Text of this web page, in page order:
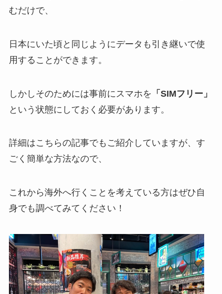
むだけで、
日本にいた頃と同じようにデータも引き継いで使
用することができます。
しかしそのためには事前にスマホを 「SIMフリー」
という状態にしておく必要があります。
詳細はこちらの記事でもご紹介していますが、す
ごく簡単な方法なので、
これから海外へ行くことを考えている方はぜひ自
身でも調べてみてください！